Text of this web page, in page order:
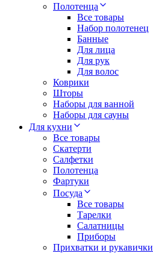
Полотенца
Все товары
Набор полотенец
Банные
Для лица
Для рук
Для волос
Коврики
Шторы
Наборы для ванной
Наборы для сауны
Для кухни
Все товары
Скатерти
Салфетки
Полотенца
Фартуки
Посуда
Все товары
Тарелки
Салатницы
Приборы
Прихватки и рукавички